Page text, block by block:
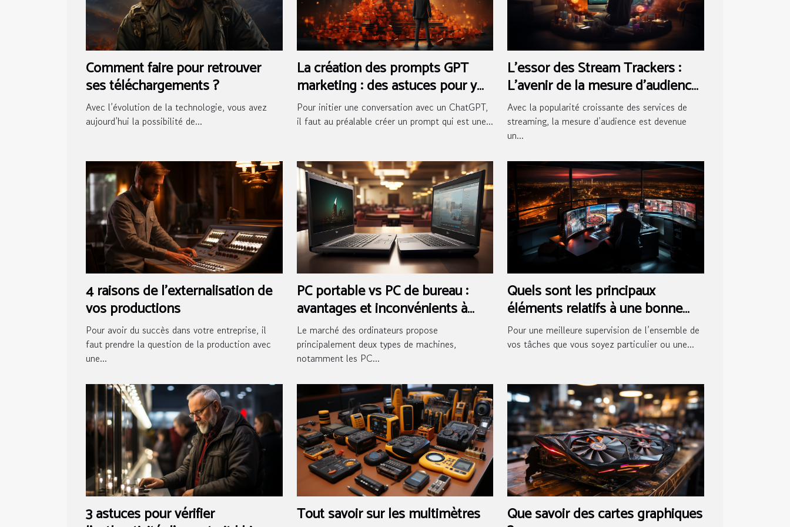
Comment faire pour retrouver
ses téléchargements ?
Avec l’évolution de la technologie, vous avez
aujourd’hui la possibilité de...
La création des prompts GPT
marketing : des astuces pour y
arriver
Pour initier une conversation avec un ChatGPT,
il faut au préalable créer un prompt qui est une...
L'essor des Stream Trackers :
L'avenir de la mesure d'audience
en streaming
Avec la popularité croissante des services de
streaming, la mesure d’audience est devenue
un...
4 raisons de l'externalisation de
vos productions
Pour avoir du succès dans votre entreprise, il
faut prendre la question de la production avec
une...
PC portable vs PC de bureau :
avantages et inconvénients à
considérer
Le marché des ordinateurs propose
principalement deux types de machines,
notamment les PC...
Quels sont les principaux
éléments relatifs à une bonne
salle de contrôle ?
Pour une meilleure supervision de l’ensemble de
vos tâches que vous soyez particulier ou une...
3 astuces pour vérifier Tout savoir sur les multimètres Que savoir des cartes graphiques